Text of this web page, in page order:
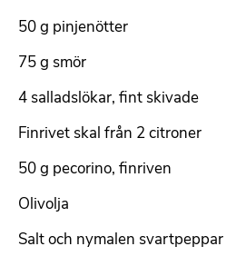
50 g pinjenötter
75 g smör
4 salladslökar, fint skivade
Finrivet skal från 2 citroner
50 g pecorino, finriven
Olivolja
Salt och nymalen svartpeppar